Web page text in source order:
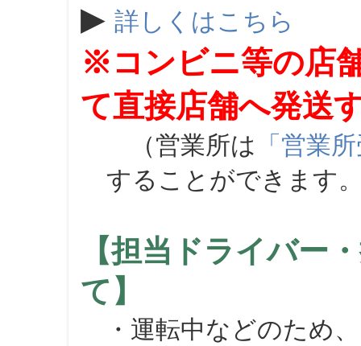
▶ 詳しくはこちら
※コンビニ等の店
て直接店舗へ発送
（営業所は 「営業
することができます
【担当ドライバー
て】
・運転中などのため